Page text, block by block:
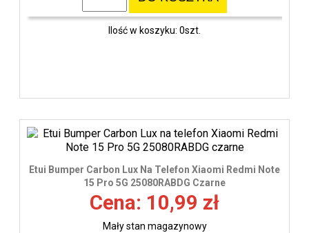
Ilość w koszyku: 0szt.
Etui Bumper Carbon Lux Na Telefon Xiaomi Redmi Note
15 Pro 5G 25080RABDG Czarne
Cena: 10,99 zł
Mały stan magazynowy